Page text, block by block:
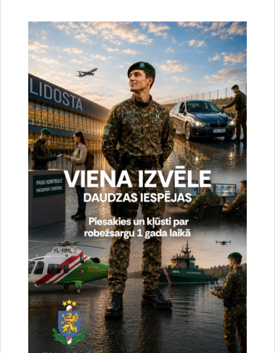
Vai šī informācija bija noderīga?
Sniegt atsauksmi
Esi pirmais, kurš uzzina!
Piesakies jaunumu saņemšanai savā e-pastā.